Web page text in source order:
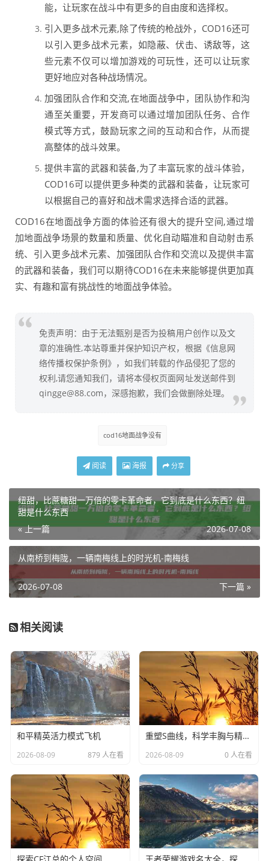
能，让玩家在战斗中有更多的自由度和选择权。
引入更多战术元素,除了传统的枪战外，COD16还可
以引入更多战术元素，如隐蔽、伏击、诱敌等，这
些元素不仅可以增加游戏的可玩性，还可以让玩家
更好地应对各种战场情况。
加强团队合作和交流,在地面战争中，团队协作和沟
通至关重要，开发商可以通过增加团队任务、合作
模式等方式，鼓励玩家之间的互动和合作，从而提
高整体的战斗效果。
提供丰富的武器和装备,为了丰富玩家的战斗体验，
COD16可以提供更多种类的武器和装备，让玩家可
以根据自己的喜好和战术需求选择合适的武器。
COD16在地面战争方面的体验还有很大的提升空间,通过增
加地面战争场景的数量和质量、优化自动瞄准和自动射击系
统、引入更多战术元素、加强团队合作和交流以及提供丰富
的武器和装备，我们可以期待COD16在未来能够提供更加真
实、有趣和富有挑战性的地面战争体验。
免责声明：由于无法甄别是否为投稿用户创作以及文
章的准确性,本站尊重并保护知识产权，根据《信息网
络传播权保护条例》，如我们转载的作品侵犯了您的
权利,请您通知我们，请将本侵权页面网址发送邮件到
qingge@88.com，深感抱歉，我们会做删除处理。
cod16地面战争没有
阅读 海报 分享
纽甜，比蔗糖甜一万倍的零卡革命者，它到底是什么东西？纽
甜是什么东西
« 上一篇
2026-07-08
从南桥到梅陇，一辆南梅线上的时光机-南梅线
下一篇 »
2026-07-08
相关阅读
和平精英活力模式飞机
2026-08-09 879 人在看
重塑S曲线，科学丰胸与精准瘦腰的终极指南-丰胸瘦腰
2026-08-09 0 人在看